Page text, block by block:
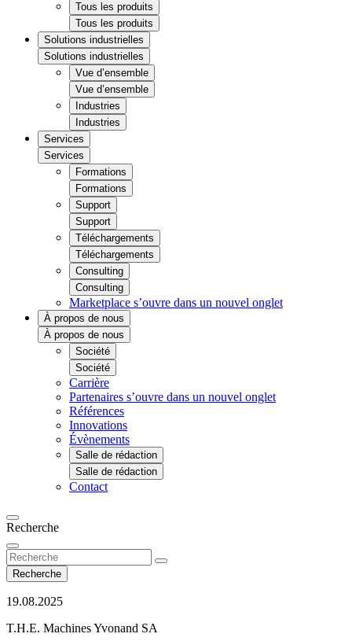
Tous les produits
Tous les produits
Solutions industrielles
Solutions industrielles
Vue d’ensemble
Vue d’ensemble
Industries
Industries
Services
Services
Formations
Formations
Support
Support
Téléchargements
Téléchargements
Consulting
Consulting
Marketplace s’ouvre dans un nouvel onglet
À propos de nous
À propos de nous
Société
Société
Carrière
Partenaires s’ouvre dans un nouvel onglet
Références
Innovations
Évènements
Salle de rédaction
Salle de rédaction
Contact
Recherche
Recherche
19.08.2025
T.H.E. Machines Yvonand SA